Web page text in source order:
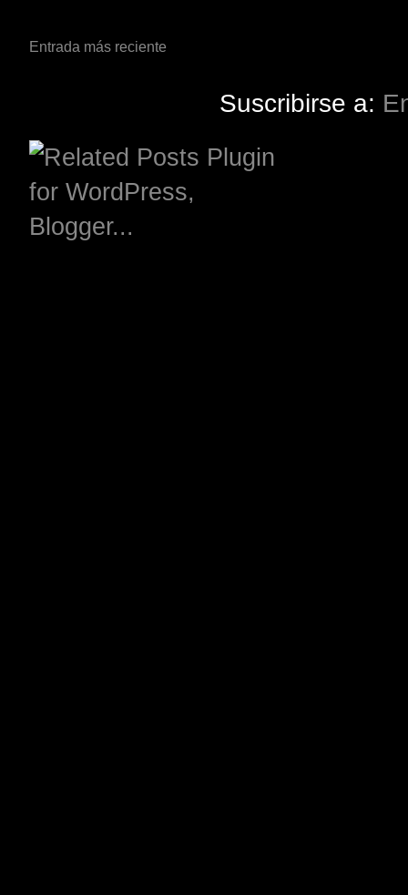
Entrada más reciente
Suscribirse a: